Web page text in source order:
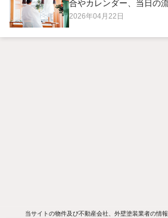
合やカレンダー、当日の
2026年04月22日
当サイトの物件及び不動産会社、外壁塗装業者の情